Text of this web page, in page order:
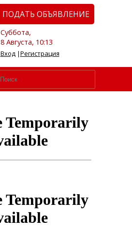
ПОДАТЬ ОБЪЯВЛЕНИЕ
Суббота,
8 Августа, 10:13
Вход|Регистрация